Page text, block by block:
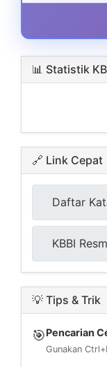
📊 Statistik
🔗 Link Cepat
Daftar
KBBI
💡 Tips & Trik
🎯Pencarian
Gunakan